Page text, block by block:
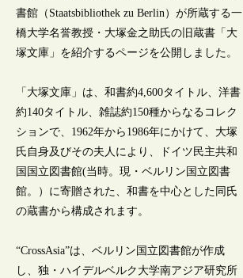
書館（Staatsbibliothek zu Berlin）が所蔵する一
橋大学名誉教授・大塚金之助氏の旧蔵書「大
塚文庫」を紹介するページを公開しました。
「大塚文庫」は、和書約4,600タイトル、洋書
約140タイトル、雑誌約150種からなるコレク
ションで、1962年から1986年にかけて、大塚
氏自身及びその夫人により、ドイツ民主共和
国国立図書館(当時。現・ベルリン国立図書
館。）に寄贈された、和書を中心とした同氏
の蔵書から構成されます。
“CrossAsia”は、ベルリン国立図書館が作成
し、独・ハイデルベルク大学南アジア研究所